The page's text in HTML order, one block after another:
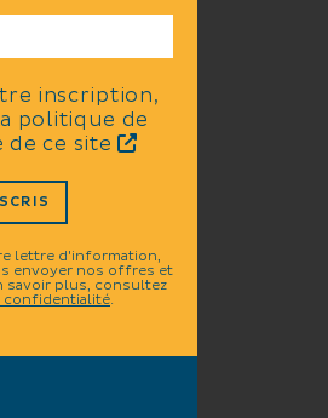
inscription,
politique de
de ce site
lettre d'information,
envoyer nos offres et
savoir plus, consultez
confidentialité.